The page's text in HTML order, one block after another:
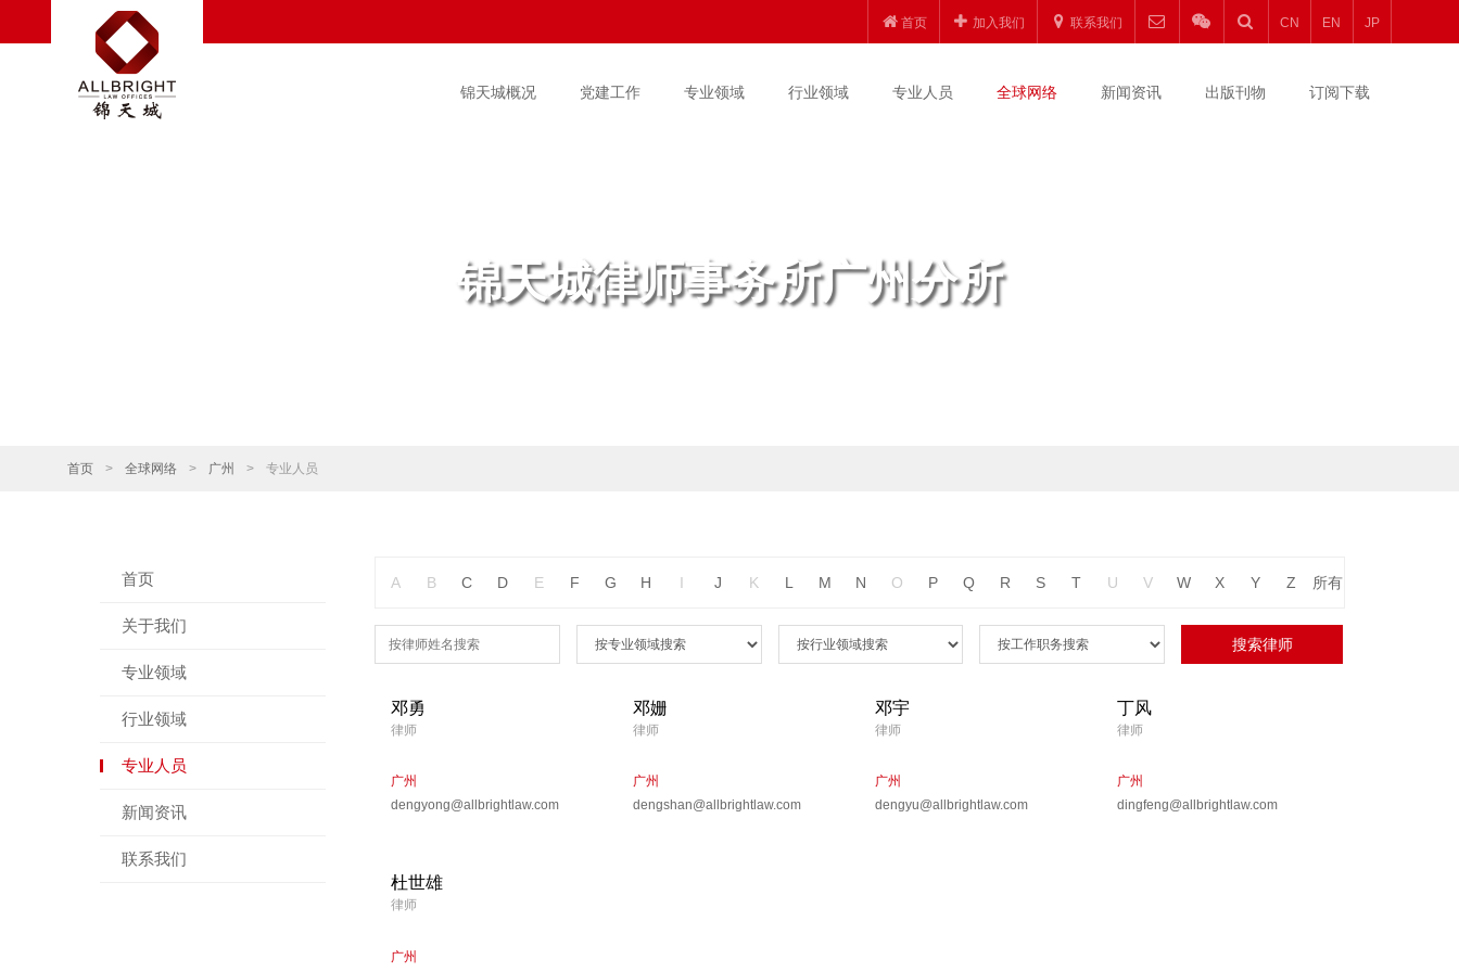
首页 加入我们 联系我们 CN EN JP
锦天城概况 党建工作 专业领域 行业领域 专业人员 全球网络 新闻资讯 出版刊物 订阅下载
锦天城律师事务所广州分所
首页 > 全球网络 > 广州 > 专业人员
首页
关于我们
专业领域
行业领域
专业人员
新闻资讯
联系我们
A B C D E F G H I J K L M N O P Q R S T U V W X Y Z 所有
邓勇
律师
广州
dengyong@allbrightlaw.com
邓姗
律师
广州
dengshan@allbrightlaw.com
邓宇
律师
广州
dengyu@allbrightlaw.com
丁风
律师
广州
dingfeng@allbrightlaw.com
杜世雄
律师
广州